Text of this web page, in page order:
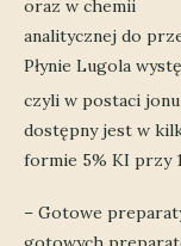
oraz w chemii
analitycznej do
Płynie Lugola
czyli w postaci
dostępny jest w
formie 5% KI przy
– Gotowe